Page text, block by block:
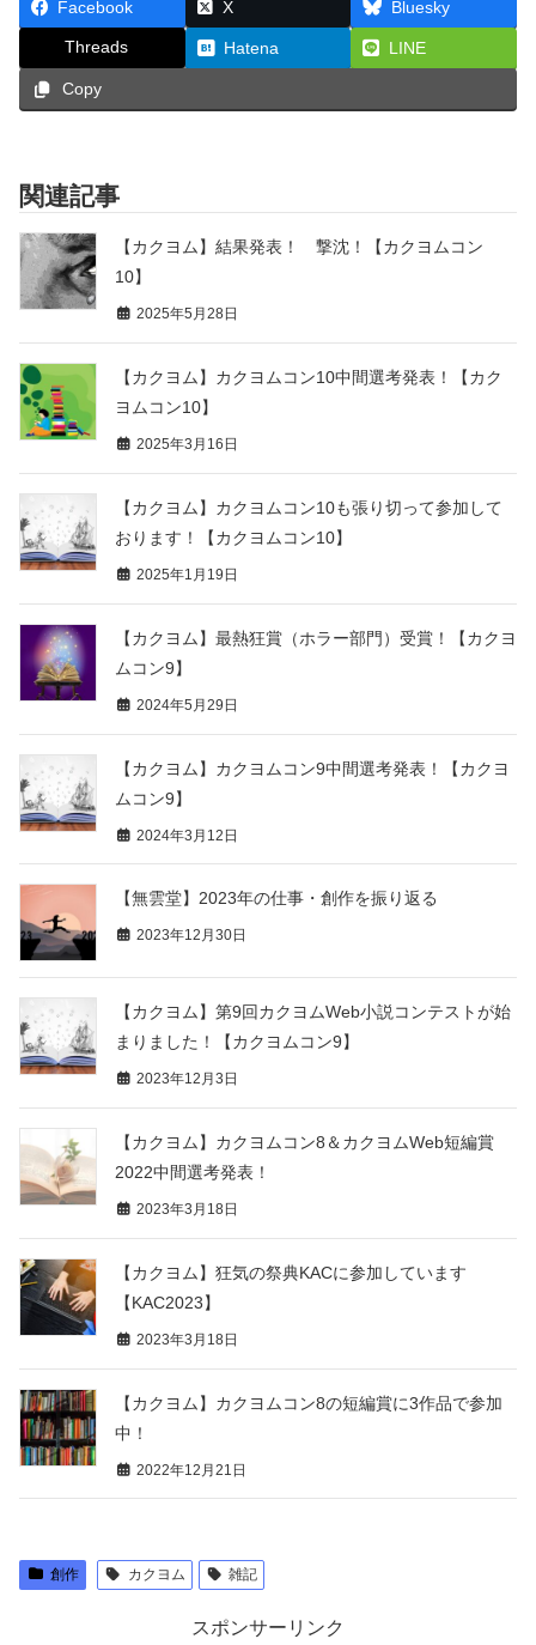
Facebook X Bluesky
Threads Hatena LINE
Copy
関連記事
【カクヨム】結果発表！ 撃沈！【カクヨムコン
10】
2025年5月28日
【カクヨム】カクヨムコン10中間選考発表！【カク
ヨムコン10】
2025年3月16日
【カクヨム】カクヨムコン10も張り切って参加して
おります！【カクヨムコン10】
2025年1月19日
【カクヨム】最熱狂賞（ホラー部門）受賞！【カクヨ
ムコン9】
2024年5月29日
【カクヨム】カクヨムコン9中間選考発表！【カクヨ
ムコン9】
2024年3月12日
【無雲堂】2023年の仕事・創作を振り返る
2023年12月30日
【カクヨム】第9回カクヨムWeb小説コンテストが始
まりました！【カクヨムコン9】
2023年12月3日
【カクヨム】カクヨムコン8＆カクヨムWeb短編賞
2022中間選考発表！
2023年3月18日
【カクヨム】狂気の祭典KACに参加しています
【KAC2023】
2023年3月18日
【カクヨム】カクヨムコン8の短編賞に3作品で参加
中！
2022年12月21日
創作 カクヨム 雑記
スポンサーリンク